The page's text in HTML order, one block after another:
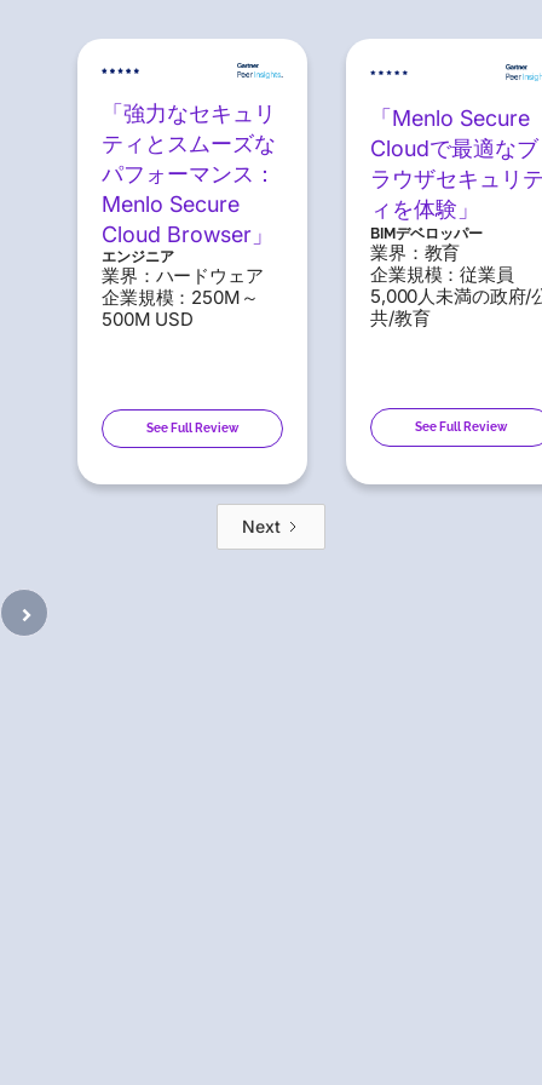
「強力なセキュリ
ティとスムーズな
パフォーマンス：
Menlo Secure
Cloud Browser」
エンジニア
業界：ハードウェア
企業規模：250M～
500M USD
See Full Review
「Menlo Secure
Cloudで最適なブ
ラウザセキュリ
ィを体験」
BIMデベロッパー
業界：教育
企業規模：従業員
5,000人未満の政府/
共/教育
See Full Review
Next